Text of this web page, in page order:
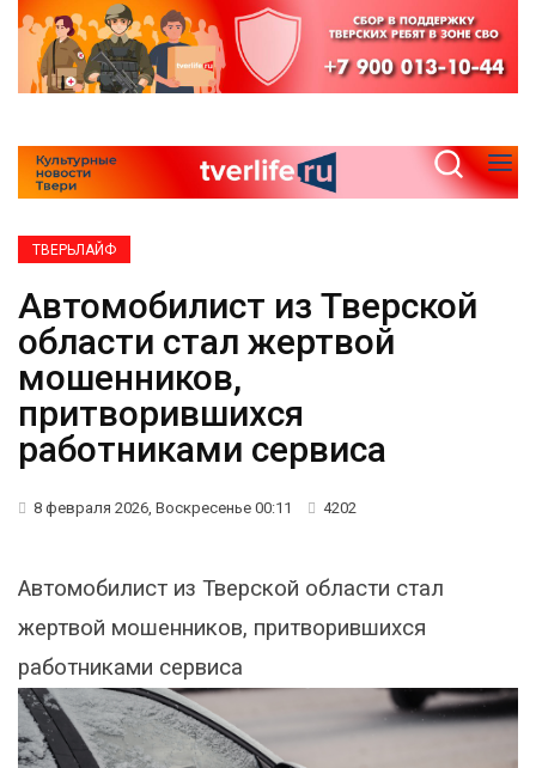
ТВЕРЬЛАЙФ
Автомобилист из Тверской
области стал жертвой
мошенников,
притворившихся
работниками сервиса
8 февраля 2026, Воскресенье 00:11 4202
Автомобилист из Тверской области стал
жертвой мошенников, притворившихся
работниками сервиса